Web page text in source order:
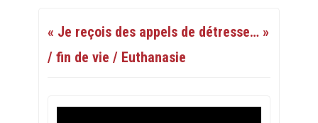
« Je reçois des appels de détresse… »
/ fin de vie / Euthanasie